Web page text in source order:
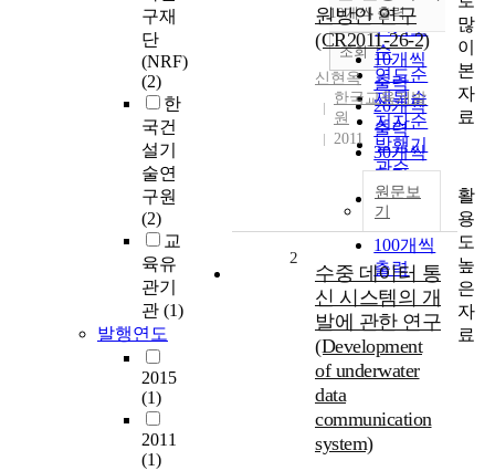
구재
단
(NRF)
(2)
한
국건
설기
술연
구원
(2)
교
육유
관기
관 (1)
발행연도
2015
(1)
2011
(1)
순
인기도
순
연도순
제목순
저자순
발행기
관순
내림차순
10개씩 출력
10개씩
출력
20개씩
출력
30개씩
출력
50개씩
출력
100개씩
출력
조회
원방안 연구
(CR2011-26-2)
신현옥
한국교육개발
원
2011
원문보
기
2
수중 데이터 통
신 시스템의 개
발에 관한 연구
(Development
of underwater
data
communication
system)
많
이
본
자
료
활
용
도
높
은
자
료